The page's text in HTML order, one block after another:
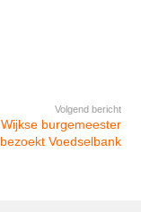
Volgend bericht
Wijkse burgemeester
bezoekt Voedselbank